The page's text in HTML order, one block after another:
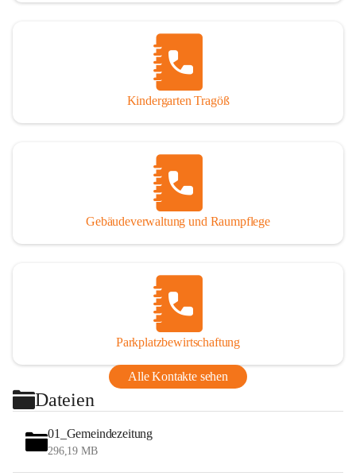
Thörl, Kapfenberg, Bruck an der Mur, Proleb, Trofaiach,
Eisenerz, Vordernberg und Wildalpen
Bruck-MürzzuschlagKindergarten Tragöß
Gebäudeverwaltung und Raumpflege
Parkplatzbewirtschaftung
Alle Kontakte sehen
Dateien
01_Gemeindezeitung
296,19 MB